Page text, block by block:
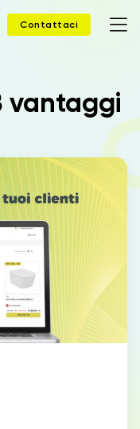
Contattaci
vantaggi